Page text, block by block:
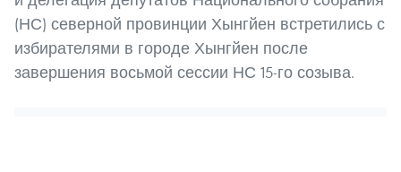
(НС) северной провинции Хынгйен встретились с
избирателями в городе Хынгйен после
завершения восьмой сессии НС 15-го созыва.